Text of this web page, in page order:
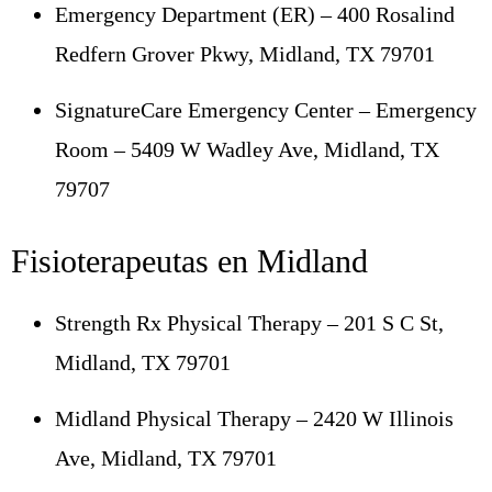
Emergency Department (ER) – 400 Rosalind
Redfern Grover Pkwy, Midland, TX 79701
SignatureCare Emergency Center – Emergency
Room – 5409 W Wadley Ave, Midland, TX
79707
Fisioterapeutas en Midland
Strength Rx Physical Therapy – 201 S C St,
Midland, TX 79701
Midland Physical Therapy – 2420 W Illinois
Ave, Midland, TX 79701